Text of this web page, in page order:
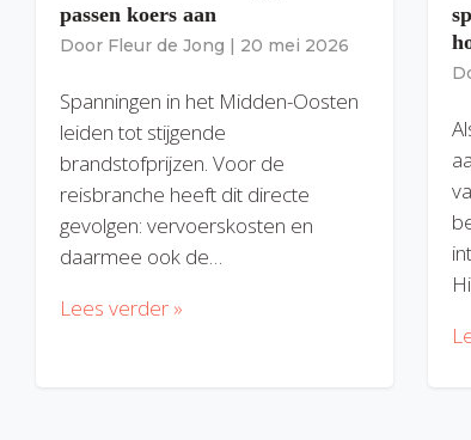
passen koers aan
Door Fleur de Jong | 20 mei 2026
Spanningen in het Midden-Oosten
leiden tot stijgende
brandstofprijzen. Voor de
reisbranche heeft dit directe
gevolgen: vervoerskosten en
daarmee ook de…
Lees verder »